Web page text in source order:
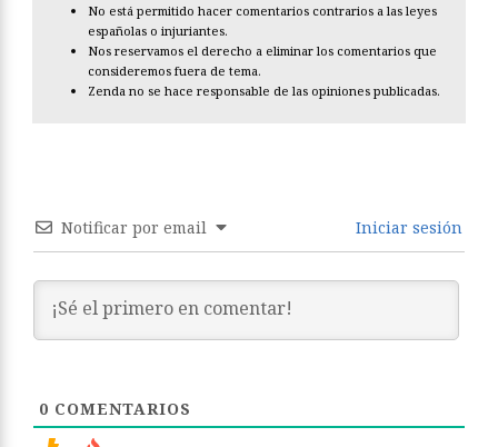
No está permitido hacer comentarios contrarios a las leyes
españolas o injuriantes.
Nos reservamos el derecho a eliminar los comentarios que
consideremos fuera de tema.
Zenda no se hace responsable de las opiniones publicadas.
Notificar por email Iniciar sesión
0 COMENTARIOS